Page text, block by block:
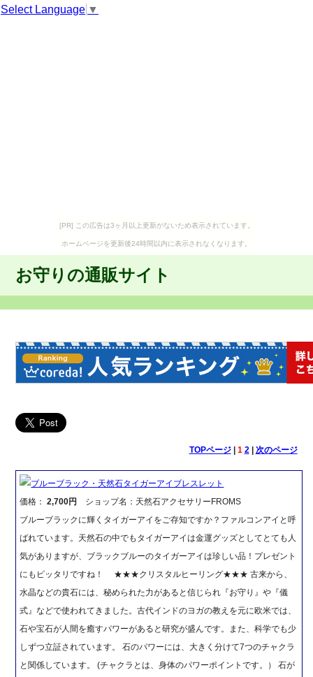
Select Language ▼
[PR] この広告は3ヶ月以上更新がないため表示されています。
ホームページを更新後24時間以内に表示されなくなります。
お守りの通販サイト
TOPページ| 1 2| 次のページ
ブルーブラック・天然石タイガーアイブレスレット
価格：2,700円
ショップ名：天然石アクセサリーFROMS
ブルーブラックに輝くタイガーアイをご存知ですか？ファルコンアイと呼
ばれています。天然石の中でもタイガーアイは金運グッズとしてとても人
気がありますが、ブラックブルーのタイガーアイは珍しい品！プレゼント
にもピッタリですね！ ★★★クリスタルヒーリング★★★ 古来から、
水晶などの貴石には、秘められた力があると信じられ『お守り』や『儀
式』などで使われてきました。古代インドのヨガの教えを元に欧米では、
石や宝石が人間を癒すパワーがあると研究が盛んです。また、科学でも少
しずつ立証されています。 石のパワーには、大きく分けて7つのチャクラ
と関係しています。 (チャクラとは、身体のパワーポイントです。） 石が